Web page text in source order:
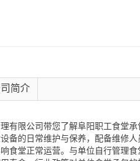
简介
有限公司带您了解阜阳职工食堂
备的日常维护与保养，配备维修
食堂正常运营。与单位自行管理